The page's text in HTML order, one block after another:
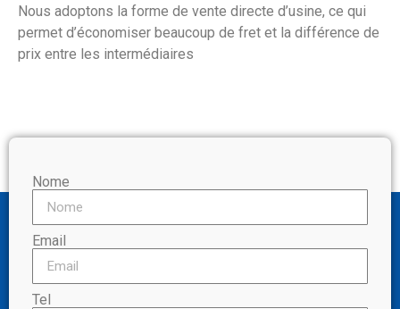
Nous adoptons la forme de vente directe d’usine, ce qui
permet d’économiser beaucoup de fret et la différence de
prix entre les intermédiaires
Nome
Email
Tel